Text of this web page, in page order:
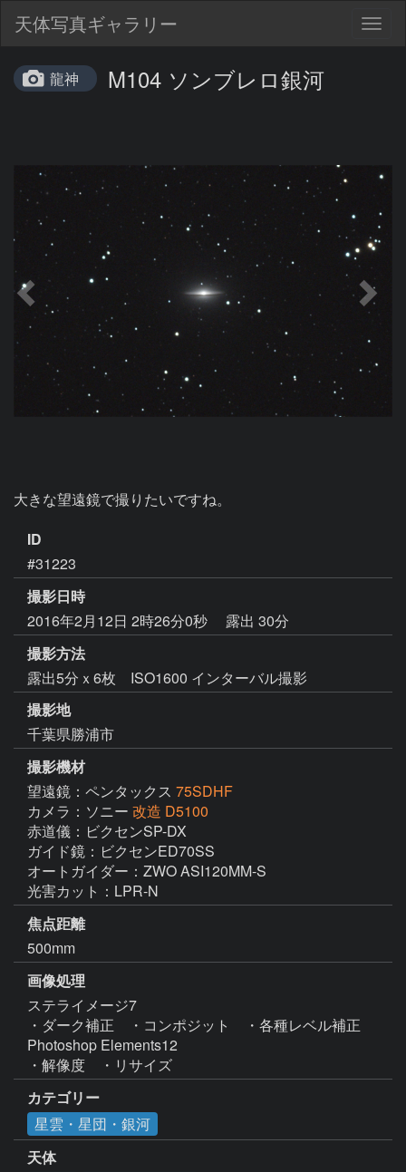
天体写真ギャラリー
龍神 M104 ソンブレロ銀河
大きな望遠鏡で撮りたいですね。
ID
#31223
撮影日時
2016年2月12日 2時26分0秒
露出 30分
撮影方法
露出5分ｘ6枚 ISO1600 インターバル撮影
撮影地
千葉県勝浦市
撮影機材
望遠鏡：ペンタックス 75SDHF
カメラ：ソニー 改造 D5100
赤道儀：ビクセンSP-DX
ガイド鏡：ビクセンED70SS
オートガイダー：ZWO ASI120MM-S
光害カット：LPR-N
焦点距離
500mm
画像処理
ステライメージ7
・ダーク補正　・コンポジット　・各種レベル補正
Photoshop Elements12
・解像度　・リサイズ
カテゴリー
星雲・星団・銀河
天体